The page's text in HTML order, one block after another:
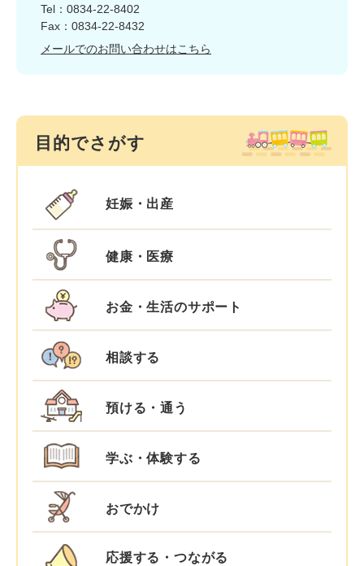
Tel：0834-22-8402
Fax：0834-22-8432
メールでのお問い合わせはこちら
目的でさがす
妊娠・出産
健康・医療
お金・生活のサポート
相談する
預ける・通う
学ぶ・体験する
おでかけ
応援する・つながる